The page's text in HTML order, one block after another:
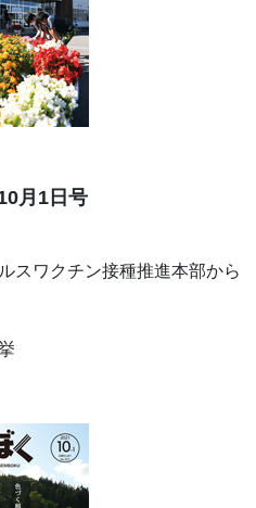
月1日号
スワクチン接種推進本部から